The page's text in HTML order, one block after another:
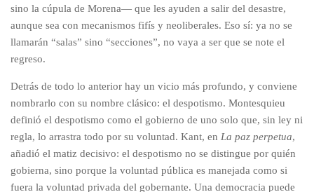
sino la cúpula de Morena— que les ayuden a salir del desastre,
aunque sea con mecanismos fifís y neoliberales. Eso sí: ya no se
llamarán “salas” sino “secciones”, no vaya a ser que se note el
regreso.
Detrás de todo lo anterior hay un vicio más profundo, y conviene
nombrarlo con su nombre clásico: el despotismo. Montesquieu
definió el despotismo como el gobierno de uno solo que, sin ley ni
regla, lo arrastra todo por su voluntad. Kant, en La paz perpetua,
añadió el matiz decisivo: el despotismo no se distingue por quién
gobierna, sino porque la voluntad pública es manejada como si
fuera la voluntad privada del gobernante. Una democracia puede